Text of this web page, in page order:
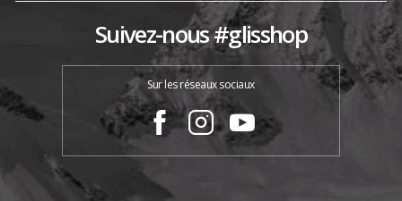
Suivez-nous #glisshop
Sur les réseaux sociaux